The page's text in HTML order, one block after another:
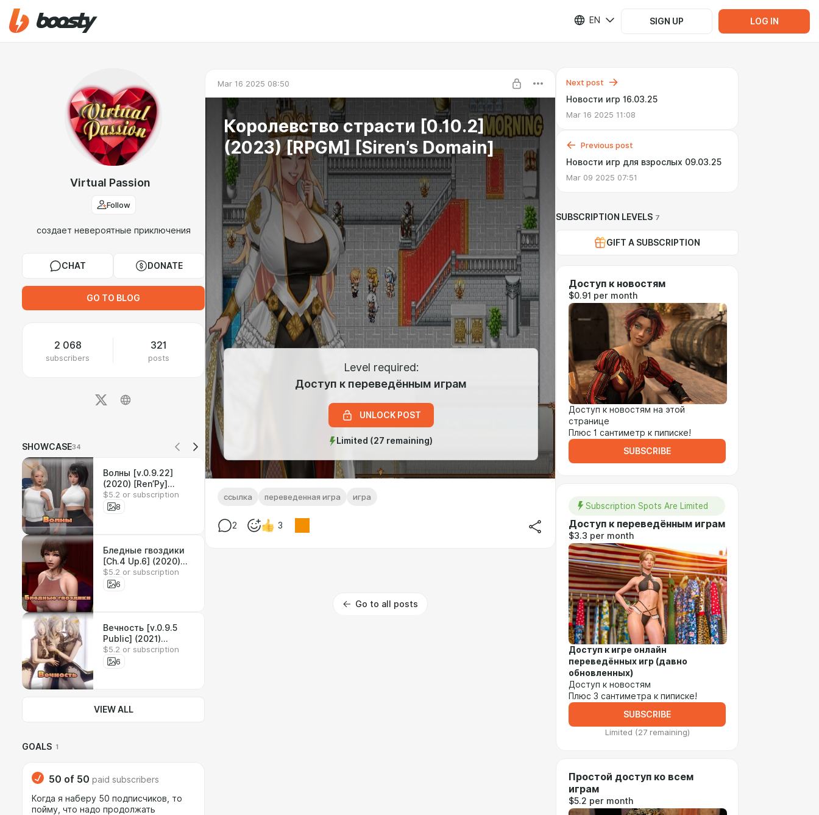
EN SIGN UP LOG IN
Virtual Passion
Follow
создает невероятные приключения
CHAT DONATE
GO TO BLOG
2 068
subscribers
321
posts
SHOWCASE34
Волны [v.0.9.22]
(2020) [Ren’Py]
[Jestur]
$5.2 or subscription
8
Бледные гвоздики
[Ch.4 Up.6] (2020)
[Ren’Py] [Mutt & Jeff]
$5.2 or subscription
6
Вечность [v.0.9.5
Public] (2021)
[Ren’Py] [Caribdis]
$5.2 or subscription
6
VIEW ALL
GOALS 1
50 of 50 paid subscribers
Когда я наберу 50 подписчиков, то
пойму, что надо продолжать
Mar 16 2025 08:50
Королевство cтрасти [0.10.2]
(2023) [RPGM] [Siren’s Domain]
Level required:
Доступ к переведённым играм
UNLOCK POST
Limited (27 remaining)
ссылка переведенная игра игра
2 3
Go to all posts
Next post
Новости игр 16.03.25
Mar 16 2025 11:08
Previous post
Новости игр для взрослых 09.03.25
Mar 09 2025 07:51
SUBSCRIPTION LEVELS 7
GIFT A SUBSCRIPTION
Доступ к новостям
$0.91 per month
Доступ к новостям на этой
странице
Плюс 1 сантиметр к пиписке!
SUBSCRIBE
Subscription Spots Are Limited
Доступ к переведённым играм
$3.3 per month
Доступ к игре онлайн
переведённых игр (давно
обновленных)
Доступ к новостям
Плюс 3 сантиметра к пиписке!
SUBSCRIBE
Limited (27 remaining)
Простой доступ ко всем
играм
$5.2 per month